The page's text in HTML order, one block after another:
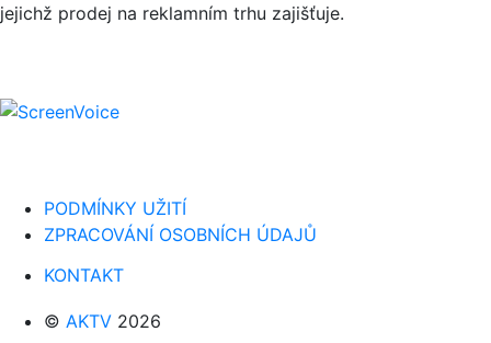
jejichž prodej na reklamním trhu zajišťuje.
PODMÍNKY UŽITÍ
ZPRACOVÁNÍ OSOBNÍCH ÚDAJŮ
KONTAKT
© AKTV 2026